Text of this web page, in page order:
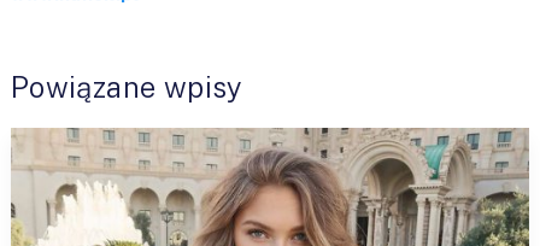
Powiązane wpisy